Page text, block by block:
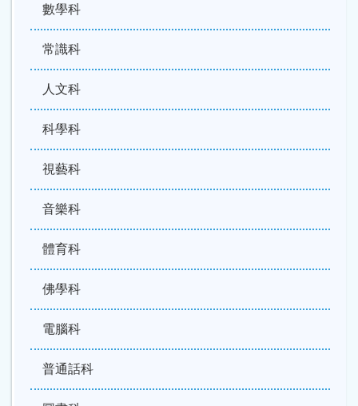
數學科
常識科
人文科
科學科
視藝科
音樂科
體育科
佛學科
電腦科
普通話科